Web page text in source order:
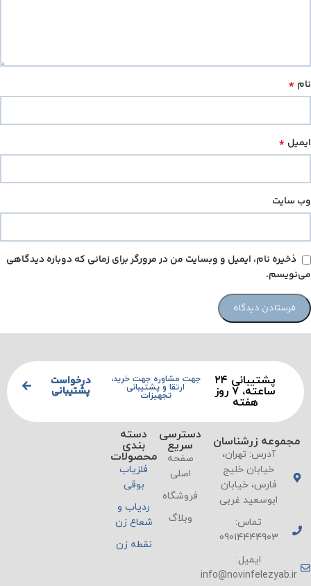
نام *
ایمیل *
وب‌ سایت
ذخیره نام، ایمیل و وبسایت من در مرورگر برای زمانی که دوباره دیدگاهی
می‌نویسم.
پشتیبانی ۲۴
ساعته، ۷ روز
هفته
جهت مشاوره جهت خرید،
ارتقا و پشتیبانی
تجهیزات
درخواست
پشتیبانی
مجموعه زرشناسان
آدرس: تهران،
خیابان خلیج
فارس، خیابان
ابوسعید غربی
تماس:
09014444903
ایمیل:
info@novinfelezyab.ir
دسترسی
سریع
صفحه
اصلی
فروشگاه
وبلاگ
دسته
بندی
محصولات
فلزیاب
بوقی
ردیاب و
شعاع زن
نقطه زن